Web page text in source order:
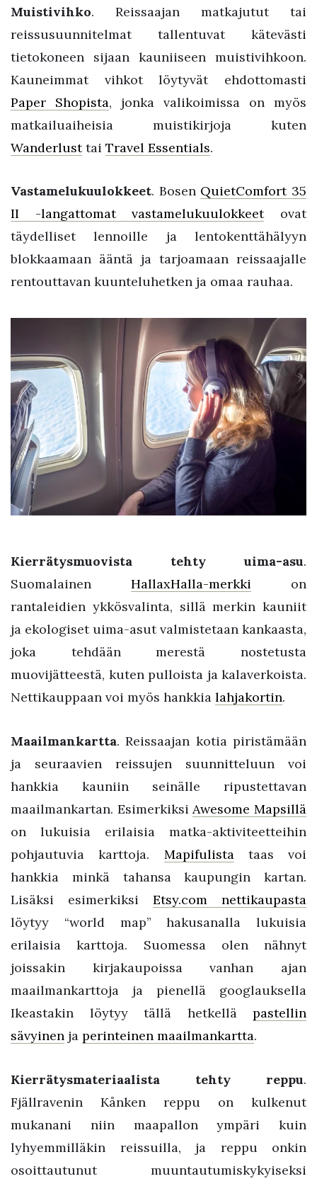
Muistivihko. Reissaajan matkajutut tai
reissusuunnitelmat tallentuvat kätevästi
tietokoneen sijaan kauniiseen muistivihkoon.
Kauneimmat vihkot löytyvät ehdottomasti
Paper Shopista, jonka valikoimissa on myös
matkailuaiheisia muistikirjoja kuten
Wanderlusttai Travel Essentials.
Vastamelukuulokkeet. Bosen QuietComfort 35
II -langattomat vastamelukuulokkeetovat
täydelliset lennoille ja lentokenttähälyyn
blokkaamaan ääntä ja tarjoamaan reissaajalle
rentouttavan kuunteluhetken ja omaa rauhaa.
Kierrätysmuovista tehty uima-asu.
Suomalainen HallaxHalla-merkki on
rantaleidien ykkösvalinta, sillä merkin kauniit
ja ekologiset uima-asut valmistetaan kankaasta,
joka tehdään merestä nostetusta
muovijätteestä, kuten pulloista ja kalaverkoista.
Nettikauppaan voi myös hankkia lahjakortin.
Maailmankartta. Reissaajan kotia piristämään
ja seuraavien reissujen suunnitteluun voi
hankkia kauniin seinälle ripustettavan
maailmankartan. EsimerkiksiAwesome Mapsillä
on lukuisia erilaisia matka-aktiviteetteihin
pohjautuvia karttoja. Mapifulistataas voi
hankkia minkä tahansa kaupungin kartan.
Lisäksi esimerkiksi Etsy.com nettikaupasta
löytyy “world map” hakusanalla lukuisia
erilaisia karttoja. Suomessa olen nähnyt
joissakin kirjakaupoissa vanhan ajan
maailmankarttoja ja pienellä googlauksella
Ikeastakin löytyy tällä hetkellä pastellin
sävyinen ja perinteinen maailmankartta.
Kierrätysmateriaalista tehty reppu.
Fjällravenin Kånken reppu on kulkenut
mukanani niin maapallon ympäri kuin
lyhyemmilläkin reissuilla, ja reppu onkin
osoittautunut muuntautumiskykyiseksi